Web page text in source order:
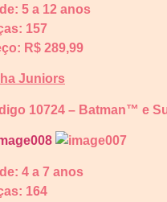
5 a 12 anos
157
R$ 289,99
Juniors
10724 – Batman™ e
4 a 7 anos
164